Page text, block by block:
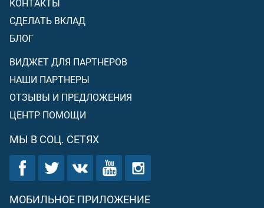
КОНТАКТЫ
СДЕЛАТЬ ВКЛАД
БЛОГ
ВИДЖЕТ ДЛЯ ПАРТНЕРОВ
НАШИ ПАРТНЕРЫ
ОТЗЫВЫ И ПРЕДЛОЖЕНИЯ
ЦЕНТР ПОМОЩИ
МЫ В СОЦ. СЕТЯХ
МОБИЛЬНОЕ ПРИЛОЖЕНИЕ